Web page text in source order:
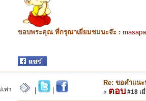
ขอบพระคุณ ที่กรุณาเยี่ยมชมนะจ๊ะ :
ท่า
Re: ขอคำแนะ
« ตอบ #18 เ